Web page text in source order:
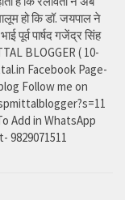
हो कि डॉ. जयपाल ने
पूर्व पार्षद गजेंद्र सिंह
BLOGGER ( 10-
Facebook Page-
Follow me on
Add in WhatsApp
9829071511